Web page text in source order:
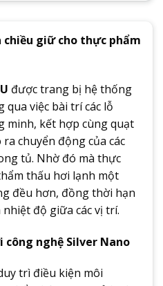
chiều giữ cho thực phẩm
được trang bị hệ thống
qua việc bài trí các lỗ
minh, kết hợp cùng quạt
chuyển động của các
tủ. Nhờ đó mà thực
thấu hơi lạnh một
đều hơn, đồng thời hạn
độ giữa các vị trí.
công nghệ Silver Nano
trì điều kiện môi